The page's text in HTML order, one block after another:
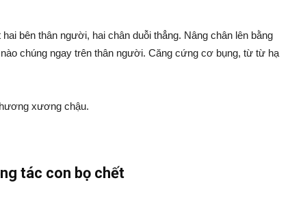
bên thân người, hai chân duỗi thẳng. Nâng chân lên bằng
chúng ngay trên thân người. Căng cứng cơ bụng, từ từ hạ
xương chậu.
tác con bọ chết